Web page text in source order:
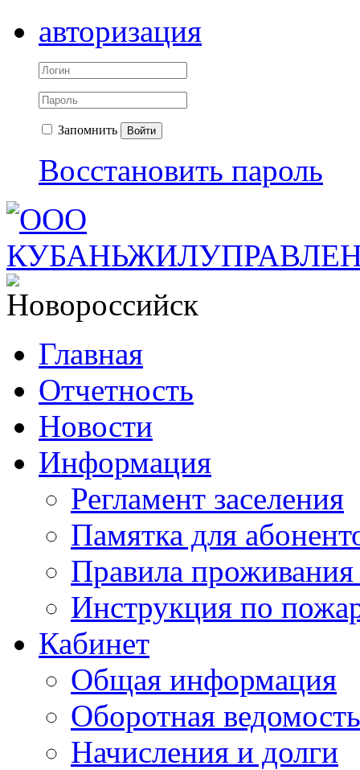
авторизация
Запомнить Войти
Восстановить пароль
Главная
Отчетность
Новости
Информация
Регламент заселения
Памятка для
Правила
Инструкция по
Кабинет
Общая информация
Оборотная ведомость
Начисления и долги